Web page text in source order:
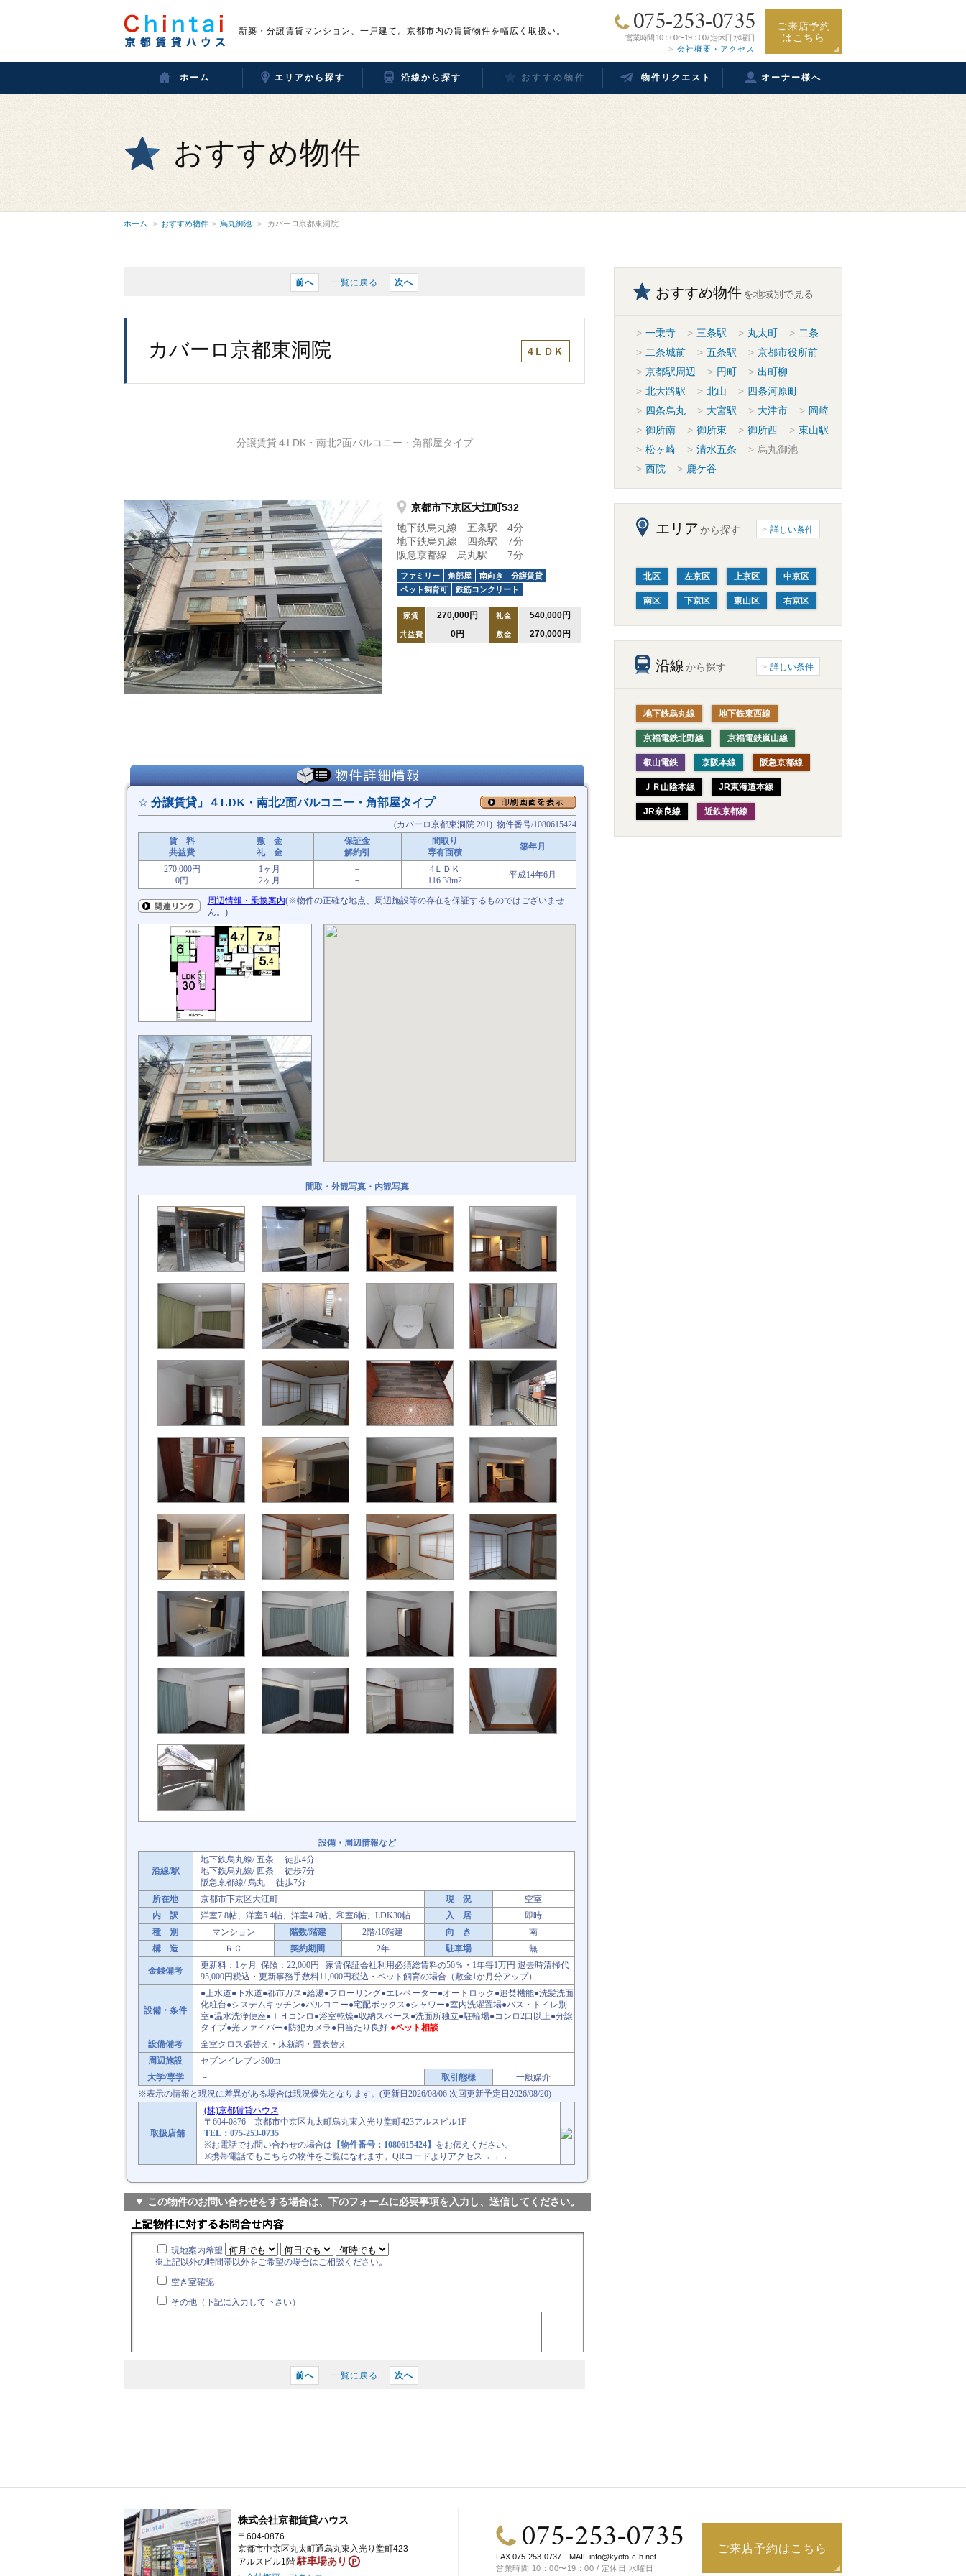
新築・分譲賃貸マンション、一戸建て。京都市内の賃貸物件を幅広く取扱い。 075-253-0735
営業時間 10：00〜19：00 / 定休日 水曜日
会社概要・アクセス
ご来店予約
はこちら
ホーム エリアから探す 沿線から探す おすすめ物件 物件リクエスト オーナー様へ
おすすめ物件
ホーム おすすめ物件 烏丸御池 カバーロ京都東洞院
前へ 一覧に戻る 次へ
カバーロ京都東洞院 4ＬＤＫ
分譲賃貸４LDK・南北2面バルコニー・角部屋タイプ
京都市下京区大江町532
地下鉄烏丸線 五条駅 4分
地下鉄烏丸線 四条駅 7分
阪急京都線 烏丸駅 7分
ファミリー 角部屋 南向き
分譲賃貸
ペット飼育可
鉄筋コンクリート
家賃 270,000円 礼金 540,000円
共益費 0円 敷金 270,000円
前へ 一覧に戻る 次へ
おすすめ物件を地域別で見る
一乗寺 三条駅 丸太町
二条
二条城前
五条駅
京都市役所前
京都駅周辺
円町
出町柳
北大路駅
北山
四条河原町
四条烏丸
大宮駅 大津市
岡崎
御所南
御所東 御所西
東山駅
松ヶ崎
清水五条
烏丸御池
西院
鹿ケ谷
エリアから探す 詳しい条件
北区 左京区 上京区 中京区
南区 下京区 東山区 右京区
沿線 から探す 詳しい条件
地下鉄烏丸線 地下鉄東西線
京福電鉄北野線 京福電鉄嵐山線
叡山電鉄 京阪本線 阪急京都線
ＪＲ山陰本線 JR東海道本線
JR奈良線 近鉄京都線
株式会社京都賃貸ハウス
〒604-0876
京都市中京区丸太町通烏丸東入光り堂町423
アルスビル1階 駐車場あり 075-253-0735
FAX 075-253-0737 MAIL info@kyoto-c-h.net
営業時間 10：00〜19：00 / 定休日 水曜日
ご来店予約はこちら